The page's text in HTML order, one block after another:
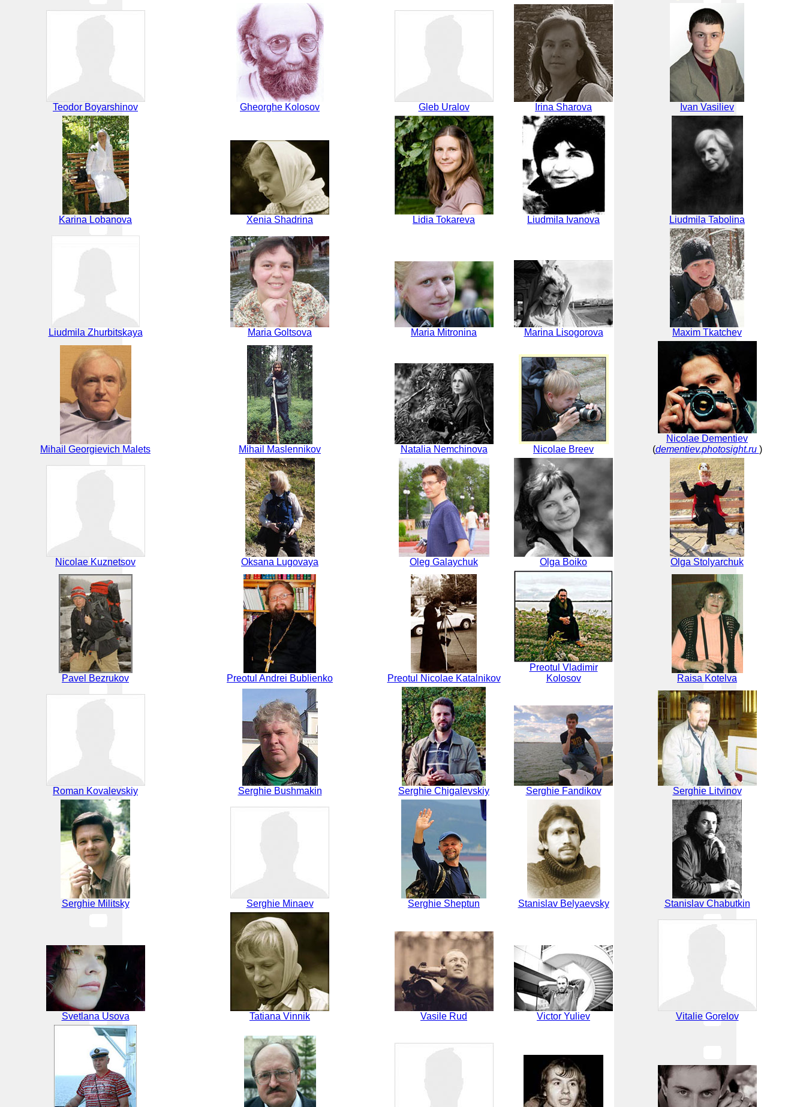
Teodor Boyarshinov Gheorghe Kolosov Gleb Uralov Irina Sharova Ivan Vasiliev
Karina Lobanova Xenia Shadrina Lidia Tokareva Liudmila Ivanova Liudmila Tabolina
Liudmila Zhurbitskaya Maria Goltsova Maria Mitronina Marina Lisogorova Maxim Tkatchev
Mihail Georgievich Malets Mihail Maslennikov Natalia Nemchinova Nicolae Breev
Nicolae Dementiev
(dementiev.photosight.ru )
Nicolae Kuznetsov Oksana Lugovaya Oleg Galaychuk Olga Boiko Olga Stolyarchuk
Pavel Bezrukov Preotul Andrei Bublienko Preotul Nicolae Katalnikov
Preotul Vladimir
Kolosov
Raisa Kotelva
Roman Kovalevskiy Serghie Bushmakin Serghie Chigalevskiy Serghie Fandikov Serghie Litvinov
Serghie Militsky Serghie Minaev Serghie Sheptun Stanislav Belyaevsky Stanislav Chabutkin
Svetlana Usova Tatiana Vinnik Vasile Rud Victor Yuliev Vitalie Gorelov